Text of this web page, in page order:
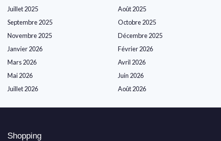
Juillet 2025
Août 2025
Septembre 2025
Octobre 2025
Novembre 2025
Décembre 2025
Janvier 2026
Février 2026
Mars 2026
Avril 2026
Mai 2026
Juin 2026
Juillet 2026
Août 2026
Shopping